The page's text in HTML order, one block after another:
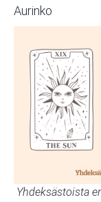
Aurinko
Yhdeksästoista